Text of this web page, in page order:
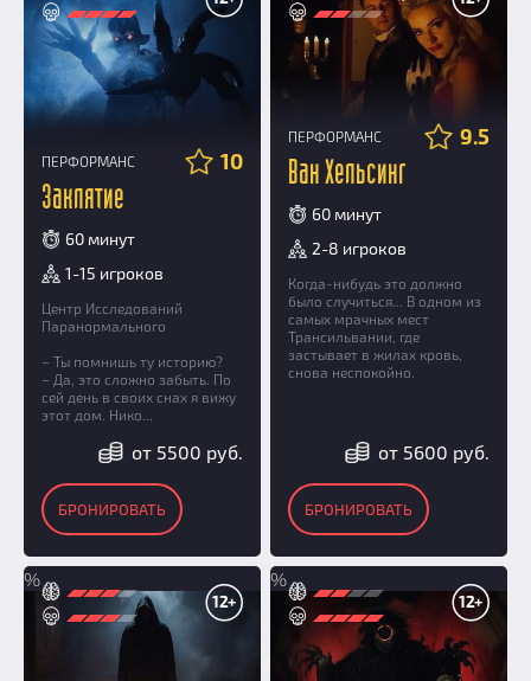
ПЕРФОРМАНС 10
Заклятие
60 минут
1-15 игроков
Центр Исследований
Паранормального
– Ты помнишь ту историю?
– Да, это сложно забыть. По
сей день в своих снах я вижу
этот дом. Нико...
от 5500 руб.
БРОНИРОВАТЬ
ПЕРФОРМАНС 9.5
Ван Хельсинг
60 минут
2-8 игроков
Когда-нибудь это должно
было случиться... В одном из
самых мрачных мест
Трансильвании, где
застывает в жилах кровь,
снова неспокойно.
от 5600 руб.
БРОНИРОВАТЬ
%
12+
%
12+